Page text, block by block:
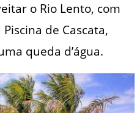
o Rio Lento, com
de Cascata,
queda d’água.